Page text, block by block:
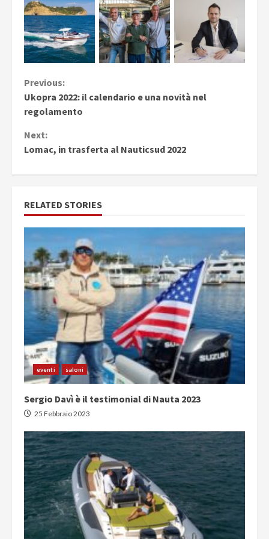
Continue
Reading
Previous:
Ukopra 2022: il calendario e una novità nel
regolamento
Next:
Lomac, in trasferta al Nauticsud 2022
RELATED STORIES
eventi saloni
Sergio Davì è il testimonial di Nauta 2023
25 Febbraio 2023